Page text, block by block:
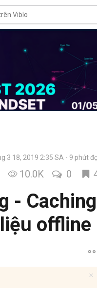
3 18, 2019 2:35 SA 9 phút
10.0K 0
- Caching
offline